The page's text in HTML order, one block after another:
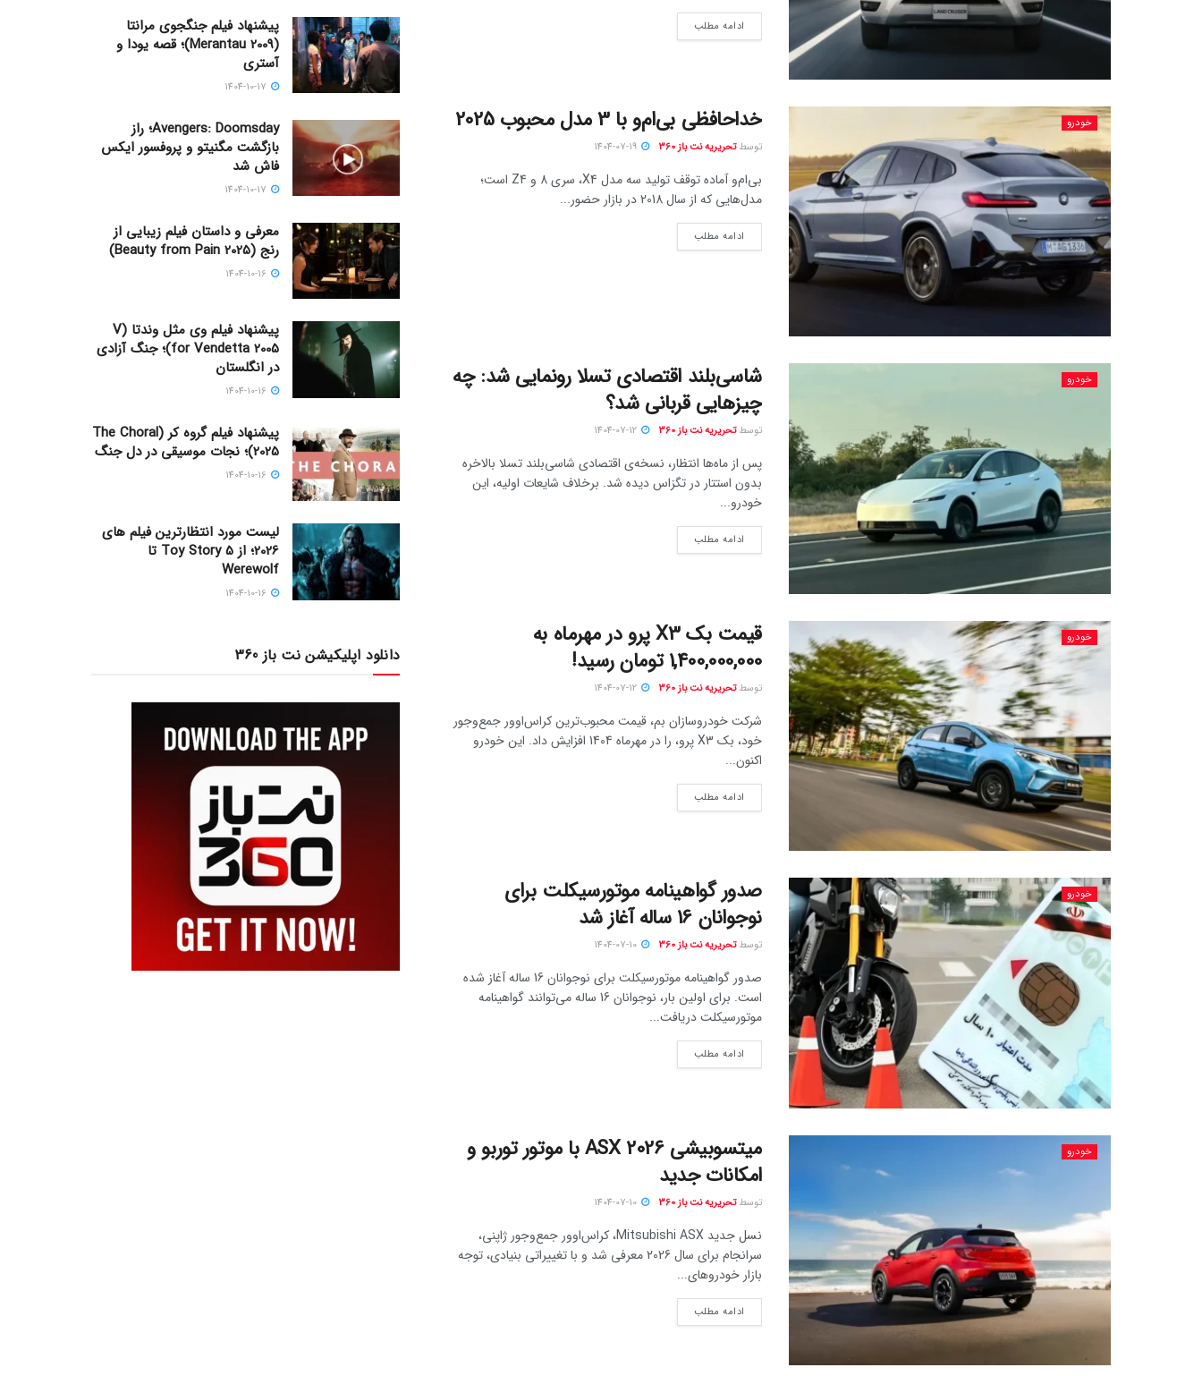
ادامه مطلب
خودرو خداحافظی بی‌ام‌و با 3 مدل محبوب 2025
توسط تحریریه نت باز 360
بی‌ام‌و آماده توقف تولید سه مدل X4، سری 8 و Z4 است؛
مدل‌هایی که از سال 2018 در بازار حضور...
ادامه مطلب
خودرو
شاسی‌بلند اقتصادی تسلا رونمایی شد: چه
چیزهایی قربانی شد؟
توسط تحریریه نت باز 360
پس از ماه‌ها انتظار، نسخه‌ی اقتصادی شاسی‌بلند تسلا بالاخره
بدون استتار در تگزاس دیده شد. برخلاف شایعات اولیه، این
خودرو...
ادامه مطلب
خودرو
قیمت بک X3 پرو در مهرماه به
1,400,000,000 تومان رسید!
توسط تحریریه نت باز 360
شرکت خودروسازان بم، قیمت محبوب‌ترین کراس‌اوور جمع‌وجور
خود، بک X3 پرو، را در مهرماه 1404 افزایش داد. این خودرو
اکنون...
ادامه مطلب
خودرو
صدور گواهینامه موتورسیکلت برای
نوجوانان 16 ساله آغاز شد
توسط تحریریه نت باز 360
صدور گواهینامه موتورسیکلت برای نوجوانان 16 ساله آغاز شده
است. برای اولین بار، نوجوانان 16 ساله می‌توانند گواهینامه
موتورسیکلت دریافت...
ادامه مطلب
خودرو
میتسوبیشی ASX 2026 با موتور توربو و
امکانات جدید
توسط تحریریه نت باز 360
نسل جدید Mitsubishi ASX، کراس‌اوور جمع‌وجور ژاپنی،
سرانجام برای سال 2026 معرفی شد و با تغییراتی بنیادی، توجه
بازار خودروهای...
ادامه مطلب
پیشنهاد فیلم جنگجوی مرانتا
(Merantau 2009)؛ قصه یودا و
آستری
Avengers: Doomsday؛ راز
بازگشت مگنیتو و پروفسور ایکس
فاش شد
معرفی و داستان فیلم زیبایی از
رنج (Beauty from Pain 2025)
پیشنهاد فیلم وی مثل وندتا (V
for Vendetta 2005)؛ جنگ آزادی
در انگلستان
پیشنهاد فیلم گروه کر (The Choral
2025)؛ نجات موسیقی در دل جنگ
لیست مورد انتظارترین فیلم های
2026؛ از Toy Story 5 تا
Werewolf
دانلود اپلیکیشن نت باز 360